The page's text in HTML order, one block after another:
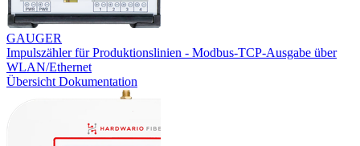
GAUGER
Impulszähler für Produktionslinien - Modbus-TCP-Ausgabe über
WLAN/Ethernet
Übersicht Dokumentation